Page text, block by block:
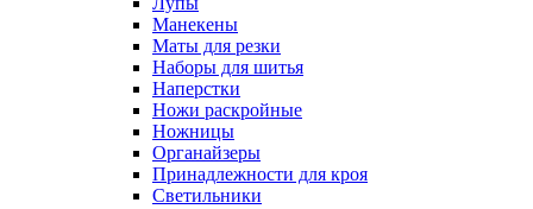
Манекены
Маты для резки
Наборы для шитья
Наперстки
Ножи раскройные
Ножницы
Органайзеры
Принадлежности для кроя
Светильники